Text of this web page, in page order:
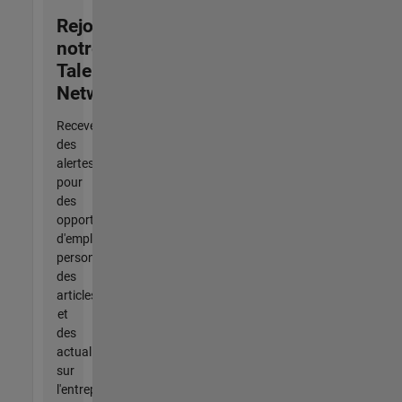
Rejoignez
notre
Talent
Network
Recevez
des
alertes
pour
des
opportunités
d'emploi
personnalisées,
des
articles
et
des
actualités
sur
l'entreprise.